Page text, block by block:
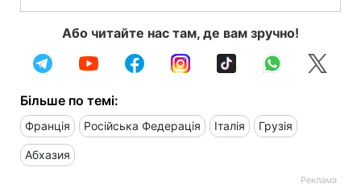
Або читайте нас там, де вам зручно!
Більше по темі:
Франція Російська Федерація Італія Грузія
Абхазия